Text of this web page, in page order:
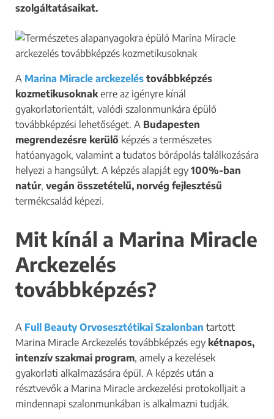
szolgáltatásaikat.
A Marina Miracle arckezelés továbbképzés
kozmetikusoknakerre az igényre kínál
gyakorlatorientált, valódi szalonmunkára épülő
továbbképzési lehetőséget. A Budapesten
megrendezésre kerülő képzés a természetes
hatóanyagok, valamint a tudatos bőrápolás találkozására
helyezi a hangsúlyt. A képzés alapját egy100%-ban
natúr, vegán összetételű, norvég fejlesztésű
termékcsalád képezi.
Mit kínál a Marina Miracle
Arckezelés
továbbképzés?
A Full Beauty Orvosesztétikai Szalonban tartott
Marina Miracle Arckezelés továbbképzés egy kétnapos,
intenzív szakmai program, amely a kezelések
gyakorlati alkalmazására épül. A képzés után a
résztvevők a Marina Miracle arckezelési protokolljait a
mindennapi szalonmunkában is alkalmazni tudják.